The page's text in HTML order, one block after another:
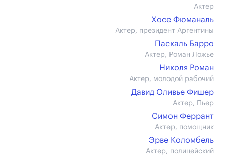
Актер
Хосе Фюманаль
Актер, президент Аргентины
Паскаль Барро
Актер, Роман Ложье
Николя Роман
Актер, молодой рабочий
Давид Оливье Фишер
Актер, Пьер
Симон Феррант
Актер, помощник
Эрве Коломбель
Актер, полицейский